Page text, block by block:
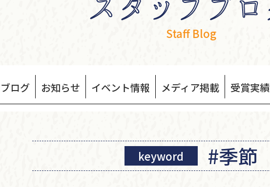
Staff Blog
ブログ お知らせ イベント情報 メディア掲載 受賞実績
keyword #季節